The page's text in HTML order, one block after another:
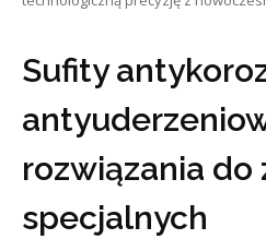
Sufity
rozwiązania do
specjalnych